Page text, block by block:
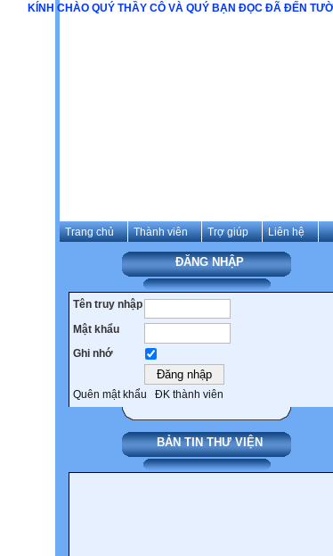
Trang chủ Thành viên Trợ giúp Liên hệ
ĐĂNG NHẬP
Tên truy nhập
Mật khẩu
Ghi nhớ
Quên mật khẩu ĐK thành viên
BẢN TIN THƯ VIỆN
KÍNH CHÀO QUÝ THẦY CÔ VÀ QUÝ BẠN ĐỌC ĐÃ ĐẾN